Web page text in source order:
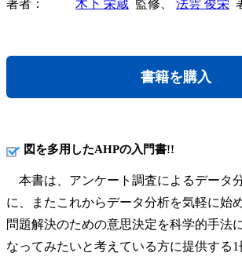
著者 木下 栄蔵 監修、 法雲 俊栄
書籍を購入
図を多用したAHPの入門書!!
本書は、アンケート調査によるデータ
に、またこれからデータ分析を気軽に始
問題解決のための意思決定を科学的手法
なってみたいと考えている方に提供する1